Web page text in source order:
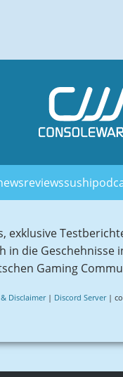
reviewssushi
exklusive
in die
Gaming
Disclaimer| Discord Server|